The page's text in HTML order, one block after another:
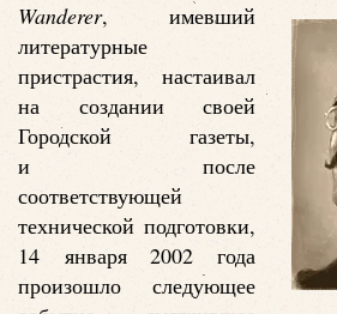
Wanderer, имевший
литературные
пристрастия, настаивал
на создании своей
Городской газеты,
и после
соответствующей
технической подготовки,
14 января 2002 года
произошло следующее